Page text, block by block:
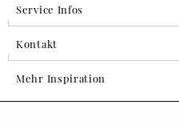
Service Infos
Kontakt
Mehr Inspiration